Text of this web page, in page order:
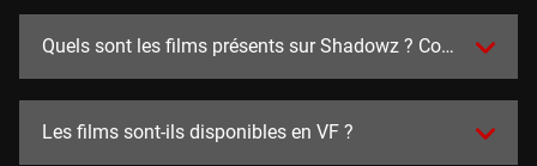
Quels sont les films présents sur Shadowz ? Combien y en
Les films sont-ils disponibles en VF ?